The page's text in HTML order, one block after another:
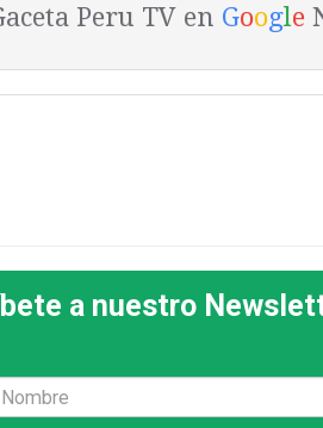
Peru TV en Google
a nuestro